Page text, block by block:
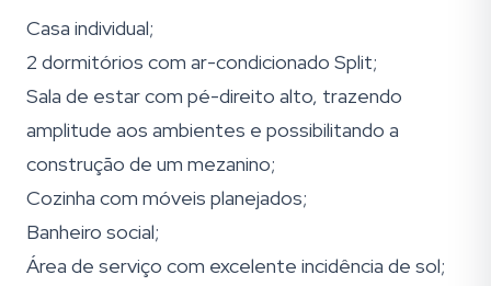
Casa individual;
2 dormitórios com ar-condicionado Split;
Sala de estar com pé-direito alto, trazendo
amplitude aos ambientes e possibilitando a
construção de um mezanino;
Cozinha com móveis planejados;
Banheiro social;
Área de serviço com excelente incidência de sol;